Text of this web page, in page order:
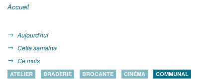
Accueil
Aujourd'hui
Cette semaine
Ce mois
ATELIER BRADERIE BROCANTE CINÉMA
COMMUNAL